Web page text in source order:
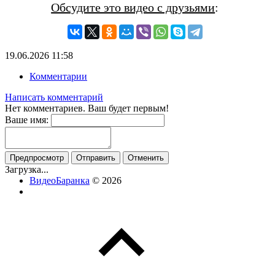
Обсудите это видео с друзьями:
19.06.2026 11:58
Комментарии
Написать комментарий
Нет комментариев. Ваш будет первым!
Ваше имя:
Загрузка...
ВидеоБаранка © 2026